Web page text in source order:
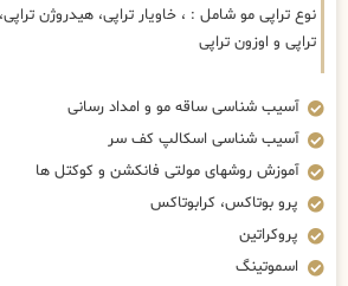
نوع تراپی مو شامل : ، خاویار تراپی، هیدروژن
تراپی و اوزون تراپی
آسیب شناسی ساقه مو و امداد رسانی
آسیب شناسی اسکالپ کف سر
آموزش روشهای مولتی فانکشن و کوکتل ها
پرو بوتاکس، کرابوتاکس
پروکراتین
اسموتینگ